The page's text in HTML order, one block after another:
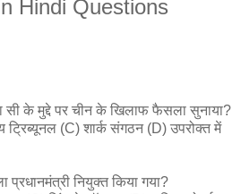
Hindi Questions
के मुद्दे पर चीन के खिलाफ फैसला सुनाया?
ट्रिब्यूनल (C) शार्क संगठन (D) उपरोक्त में
प्रधानमंत्री नियुक्त किया गया?